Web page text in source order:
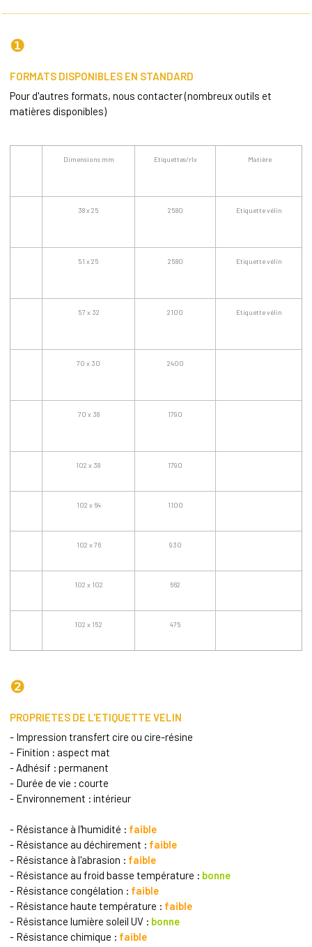
❶
FORMATS DISPONIBLES EN STANDARD
Pour d'autres formats, nous contacter (nombreux outils et
matières disponibles)
Dimensions mm Etiquettes/rlx Matière
38 x 25 2580 Etiquette vélin
51 x 25 2580 Etiquette vélin
57 x 32 2100 Etiquette vélin
70 x 30 2400
70 x 38 1790
102 x 38 1790
102 x 64 1100
102 x 76 930
102 x 102 662
102 x 152 475
❷
PROPRIETES DE L'ETIQUETTE VELIN
- Impression transfert cire ou cire-résine
- Finition : aspect mat
- Adhésif : permanent
- Durée de vie : courte
- Environnement : intérieur
- Résistance à l'humidité : faible
- Résistance au déchirement : faible
- Résistance à l'abrasion : faible
- Résistance au froid basse température : bonne
- Résistance congélation : faible
- Résistance haute température : faible
- Résistance lumière soleil UV : bonne
- Résistance chimique : faible